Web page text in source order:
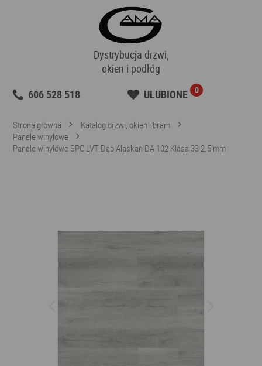
Dystrybucja drzwi,
okien i podłóg
606 528 518
ULUBIONE 0
Strona główna
Katalog drzwi, okien i bram
Panele winylowe
Panele winylowe SPC LVT Dąb Alaskan DA 102 Klasa 33 2.5 mm